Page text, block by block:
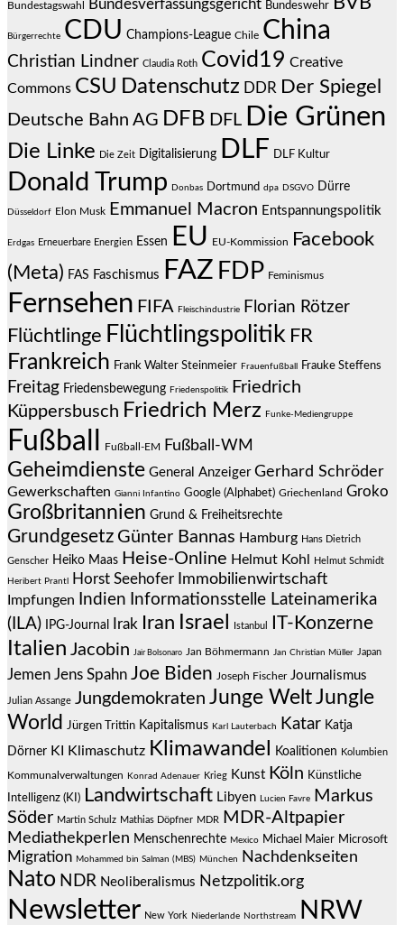
Bundestagswahl Bundesverfassungsgericht Bundeswehr
Bürgerrechte CDU Champions-League Chile China
Christian Lindner Claudia Roth Covid19 Creative
Commons CSU Datenschutz DDR Der Spiegel
Deutsche Bahn AG DFB DFL Die Grünen
Die Linke Die Zeit Digitalisierung DLF DLF Kultur
Donald Trump Donbas Dortmund dpa DSGVO Dürre
Düsseldorf Elon Musk Emmanuel Macron Entspannungspolitik
Erdgas Erneuerbare Energien Essen EU EU-Kommission
Facebook
(Meta) FAS Faschismus FAZ FDP Feminismus
Fernsehen FIFA Fleischindustrie Florian Rötzer
Flüchtlinge Flüchtlingspolitik FR
Frankreich Frank Walter Steinmeier Frauenfußball Frauke Steffens
Freitag Friedensbewegung Friedenspolitik
Friedrich
Küppersbusch Friedrich Merz Funke-Mediengruppe
Fußball Fußball-EM Fußball-WM
Geheimdienste General Anzeiger Gerhard Schröder
Gewerkschaften Gianni Infantino Google (Alphabet) Griechenland Groko
Großbritannien Grund & Freiheitsrechte
Grundgesetz Günter Bannas Hamburg Hans Dietrich
Genscher Heiko Maas Heise-Online Helmut Kohl Helmut Schmidt
Heribert Prantl Horst Seehofer Immobilienwirtschaft
Impfungen Indien Informationsstelle Lateinamerika
(ILA)
IPG-Journal Irak Iran Israel Istanbul IT-Konzerne
Italien Jacobin Jair Bolsonaro Jan Böhmermann Jan Christian Müller Japan
Jemen Jens Spahn Joe Biden Joseph Fischer Journalismus
Julian Assange Jungdemokraten Junge WeltJungle
World Jürgen Trittin Kapitalismus Karl Lauterbach Katar Katja
Dörner KI Klimaschutz Klimawandel Koalitionen Kolumbien
Kommunalverwaltungen Konrad Adenauer Krieg Kunst Köln Künstliche
Intelligenz (KI) Landwirtschaft Libyen Lucien Favre
Markus
Söder Martin Schulz Mathias Döpfner MDR MDR-Altpapier
Mediathekperlen Menschenrechte Mexico Michael Maier Microsoft
Migration Mohammed bin Salman (MBS) München Nachdenkseiten
Nato NDR Neoliberalismus Netzpolitik.org
Newsletter New York Niederlande Northstream NRW